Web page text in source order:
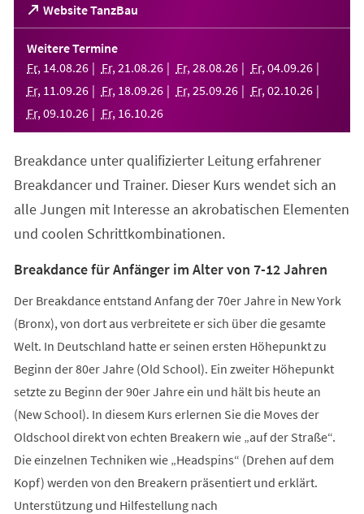
Website TanzBau
(Öffnet
in
einem
neuen
Tab)
Weitere Termine
Fr, 14.08.26 Fr, 21 .08.26 Fr, 28.08.26 Fr, 04.09.26
Fr, 11 .09.26 Fr, 18.09.26 Fr, 25.09.26 Fr, 02.10.26
Fr, 09.10.26 Fr, 16.10.26
Breakdance unter qualifizierter Leitung erfahrener
Breakdancer und Trainer. Dieser Kurs wendet sich an
alle Jungen mit Interesse an akrobatischen Elementen
und coolen Schrittkombinationen.
Breakdance für Anfänger im Alter von 7-12 Jahren
Der Breakdance entstand Anfang der 70er Jahre in New York
(Bronx), von dort aus verbreitete er sich über die gesamte
Welt. In Deutschland hatte er seinen ersten Höhepunkt zu
Beginn der 80er Jahre (Old School). Ein zweiter Höhepunkt
setzte zu Beginn der 90er Jahre ein und hält bis heute an
(New School). In diesem Kurs erlernen Sie die Moves der
Oldschool direkt von echten Breakern wie „auf der Straße“.
Die einzelnen Techniken wie „Headspins“ (Drehen auf dem
Kopf) werden von den Breakern präsentiert und erklärt.
Unterstützung und Hilfestellung nach